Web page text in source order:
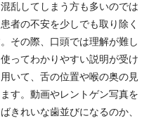
乱してしまう方も多いのでは
者の不安を少しでも取り除く
その際、口頭では理解が難し
ってわかりやすい説明が受け
いて、舌の位置や喉の奥の見
す。動画やレントゲン写真を
きれいな歯並びになるのか、